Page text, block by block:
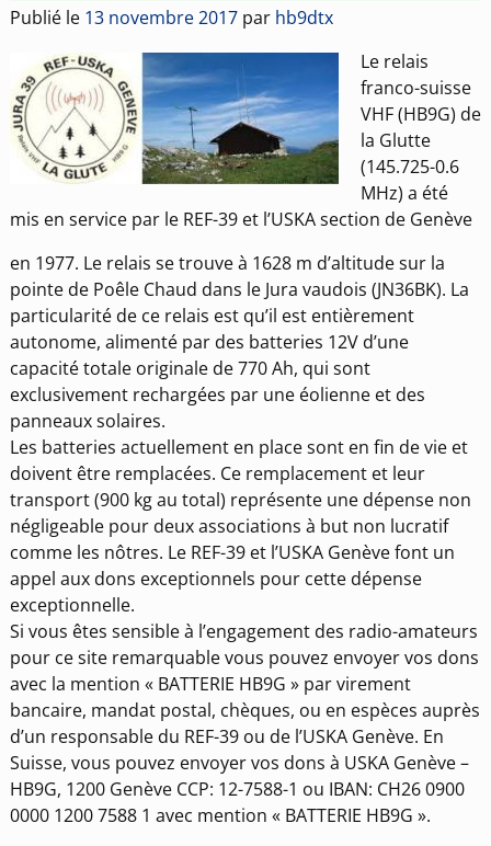
Publié le 13 novembre 2017 par hb9dtx
Le relais
franco-suisse
VHF (HB9G) de
la Glutte
(145.725-0.6
MHz) a été
mis en service par le REF-39 et l’USKA section de Genève
en 1977. Le relais se trouve à 1628 m d’altitude sur la
pointe de Poêle Chaud dans le Jura vaudois (JN36BK). La
particularité de ce relais est qu’il est entièrement
autonome, alimenté par des batteries 12V d’une
capacité totale originale de 770 Ah, qui sont
exclusivement rechargées par une éolienne et des
panneaux solaires.
Les batteries actuellement en place sont en fin de vie et
doivent être remplacées. Ce remplacement et leur
transport (900 kg au total) représente une dépense non
négligeable pour deux associations à but non lucratif
comme les nôtres. Le REF-39 et l’USKA Genève font un
appel aux dons exceptionnels pour cette dépense
exceptionnelle.
Si vous êtes sensible à l’engagement des radio-amateurs
pour ce site remarquable vous pouvez envoyer vos dons
avec la mention « BATTERIE HB9G » par virement
bancaire, mandat postal, chèques, ou en espèces auprès
d’un responsable du REF-39 ou de l’USKA Genève. En
Suisse, vous pouvez envoyer vos dons à USKA Genève –
HB9G, 1200 Genève CCP: 12-7588-1 ou IBAN: CH26 0900
0000 1200 7588 1 avec mention « BATTERIE HB9G ».